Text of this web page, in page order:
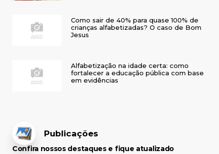
Como sair de 40% para quase 100% de
crianças alfabetizadas? O caso de Bom
Jesus
Alfabetização na idade certa: como
fortalecer a educação pública com base
em evidências
Publicações
Confira nossos destaques e fique atualizado